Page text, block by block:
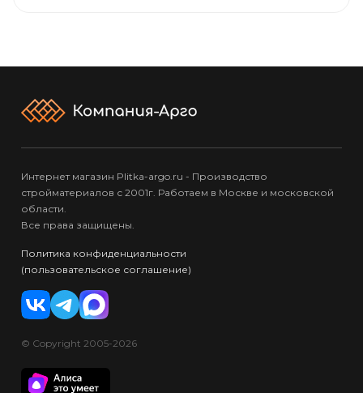
Интернет магазин Plitka-argo.ru - Производство
стройматериалов с 2001г. Работаем в Москве и московской
области.
Все права защищены.
Политика конфиденциальности
(пользовательское соглашение)
© Copyright 2005-2026